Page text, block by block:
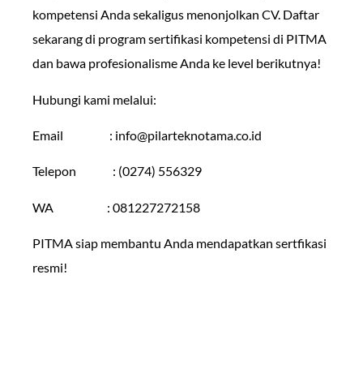
kompetensi Anda sekaligus menonjolkan CV. Daftar
sekarang di program sertifikasi kompetensi di PITMA
dan bawa profesionalisme Anda ke level berikutnya!
Hubungi kami melalui:
Email : info@pilarteknotama.co.id
Telepon : (0274) 556329
WA : 081227272158
PITMA siap membantu Anda mendapatkan sertfikasi
resmi!